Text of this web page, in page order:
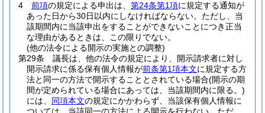
4
前項の規定による申出は、 第24条第1項に規定する通知が
あった日から30日以内にしなければならない。 ただし、当
該期間内に当該申出をすることができないことにつき正当
な理由があるときは、この限りでない。
(他の法令による開示の実施との調整)
第29条
議長は、他の法令の規定により、開示請求者に対し
開示請求に係る保有個人情報が前条第1項本文に規定する方
法と同一の方法で開示することとされている場合(開示の期
間が定められている場合にあっては、当該期間内に限る。)
には、 同項本文の規定にかかわらず、当該保有個人情報に